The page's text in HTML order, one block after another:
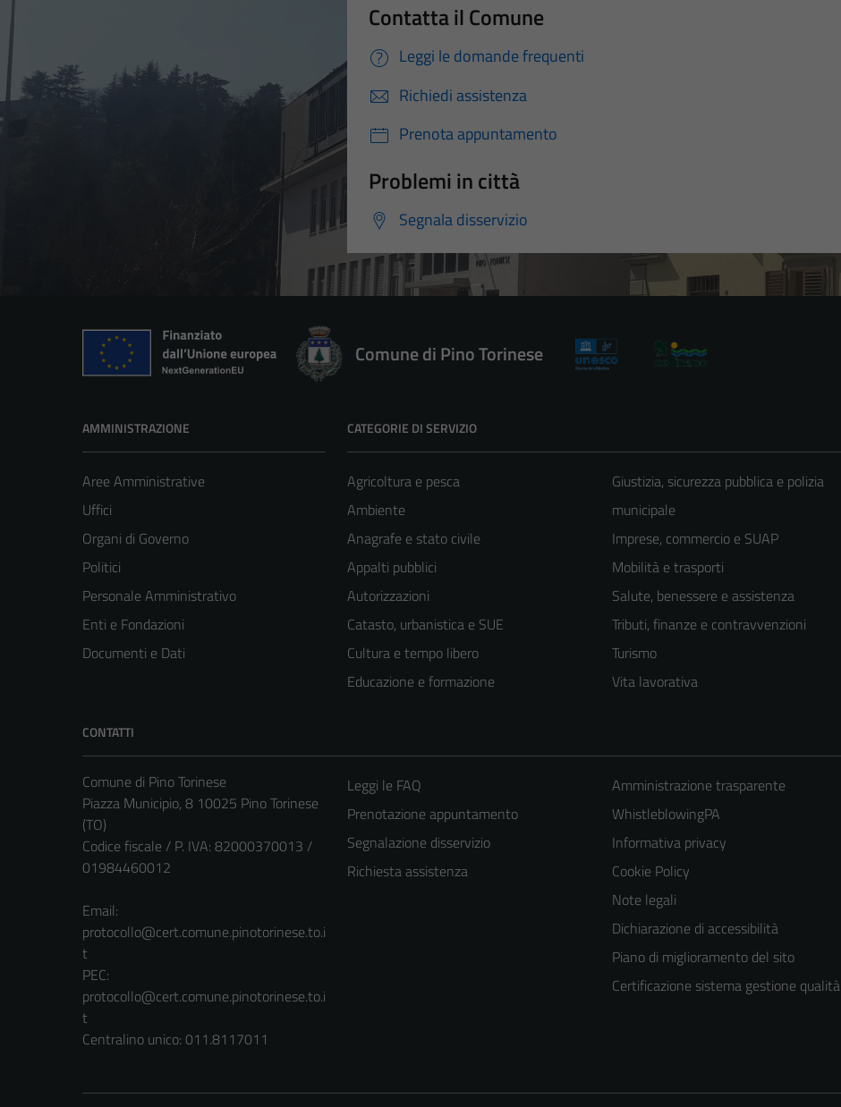
Contatta il Comune
Leggi le domande frequenti
Richiedi assistenza
Prenota appuntamento
Problemi in città
Segnala disservizio
Comune di Pino Torinese
AMMINISTRAZIONE
Aree Amministrative
Uffici
Organi di Governo
Politici
Personale Amministrativo
Enti e Fondazioni
Documenti e Dati
CATEGORIE DI SERVIZIO
Agricoltura e pesca
Ambiente
Anagrafe e stato civile
Appalti pubblici
Autorizzazioni
Catasto, urbanistica e SUE
Cultura e tempo libero
Educazione e formazione
Giustizia, sicurezza pubblica e polizia
municipale
Imprese, commercio e SUAP
Mobilità e trasporti
Salute, benessere e assistenza
Tributi, finanze e contravvenzioni
Turismo
Vita lavorativa
CONTATTI
Comune di Pino Torinese
Piazza Municipio, 8 10025 Pino Torinese
(TO)
Codice fiscale / P. IVA: 82000370013 /
01984460012
Email:
protocollo@cert.comune.pinotorinese.to.i
t
PEC:
protocollo@cert.comune.pinotorinese.to.i
t
Centralino unico: 011.8117011
Leggi le FAQ
Prenotazione appuntamento
Segnalazione disservizio
Richiesta assistenza
Amministrazione trasparente
WhistleblowingPA
Informativa privacy
Cookie Policy
Note legali
Dichiarazione di accessibilità
Piano di miglioramento del sito
Certificazione sistema gestione qualità
Tecnici
sono necessari
possono